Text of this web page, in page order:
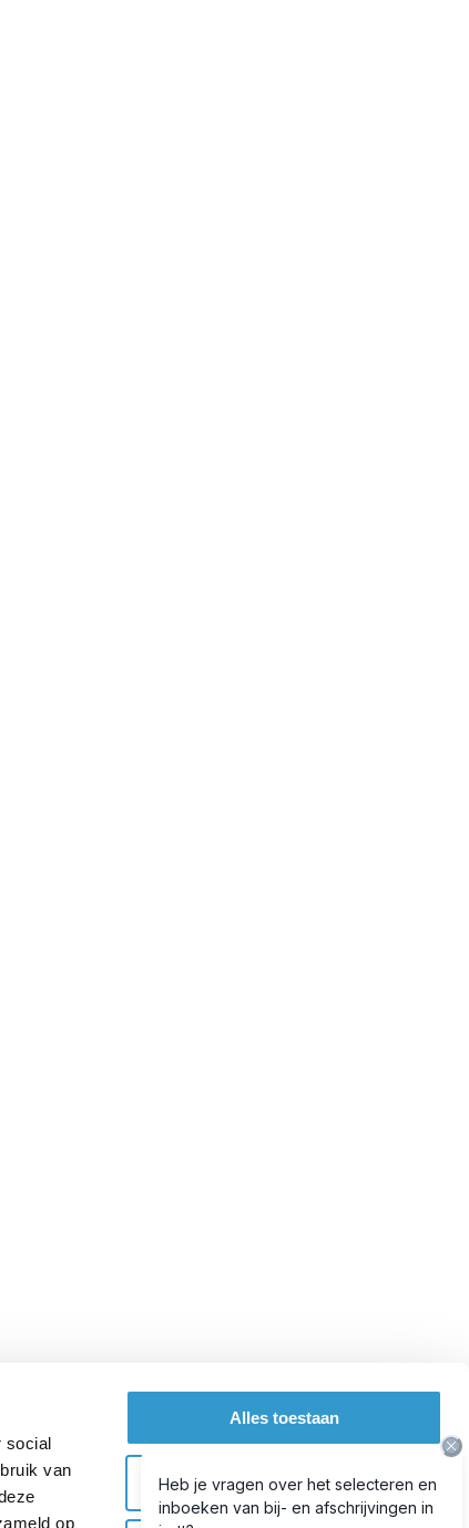
social
van
op
Alles toestaan
Selectie toestaan